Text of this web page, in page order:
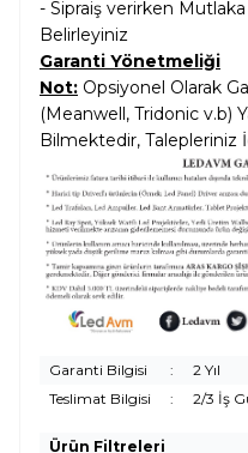
- Sipraiş verirken
Belirleyiniz
Garanti Yönetmeliği
Not: Opsiyonel Olarak
(Meanwell, Tridonic v.b)
Bilmektedir, Talepleriniz
Garanti Bilgisi :
2 Yıl
Teslimat Bilgisi
: 2/3 İş
Ürün Filtreleri